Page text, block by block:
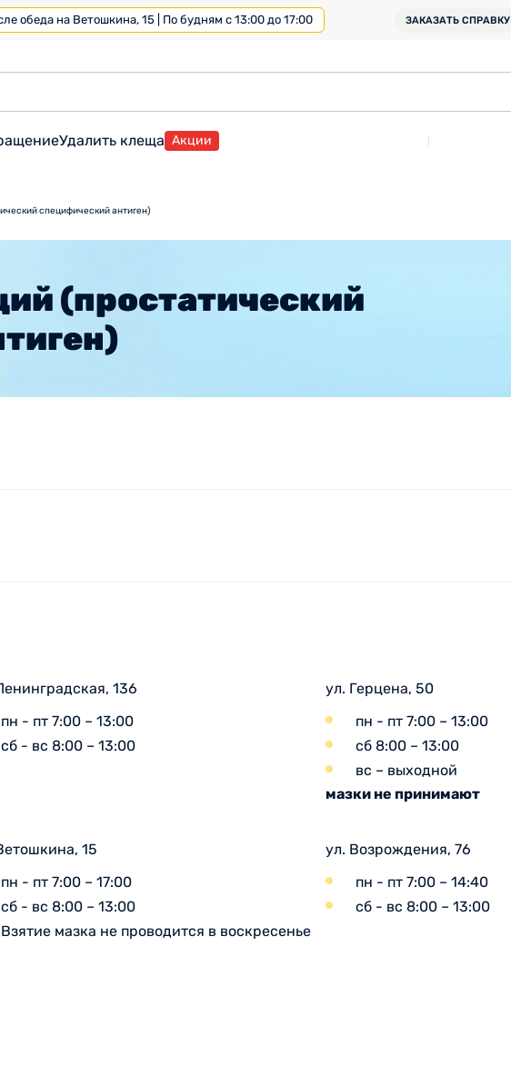
обеда на Ветошкина, 15 | По будням с 13:00 до 17:00 ЗАКАЗАТЬ СПРАВКУ
Удалить клеща Акции
специфический антиген)
(простатический
136
пн - пт 7:00 – 13:00
сб - вс 8:00 – 13:00
ул. Герцена, 50
пн - пт 7:00 – 13:00
сб 8:00 – 13:00
вс – выходной
мазки не принимают
15
пн - пт 7:00 – 17:00
сб - вс 8:00 – 13:00
Взятие мазка не проводится в воскресенье
ул. Возрождения, 76
пн - пт 7:00 – 14:40
сб - вс 8:00 – 13:00